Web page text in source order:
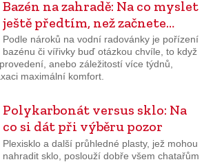
Bazén na zahradě: Na co myslet
ještě předtím, než začnete…
Podle nároků na vodní radovánky je pořízení
bazénu či vířivky buď otázkou chvíle, to když
anebo záležitostí více týdnů,
maximální komfort.
Polykarbonát versus sklo: Na
co si dát při výběru pozor
Plexisklo a další průhledné plasty, jež mohou
nahradit sklo, poslouží dobře všem chatařům